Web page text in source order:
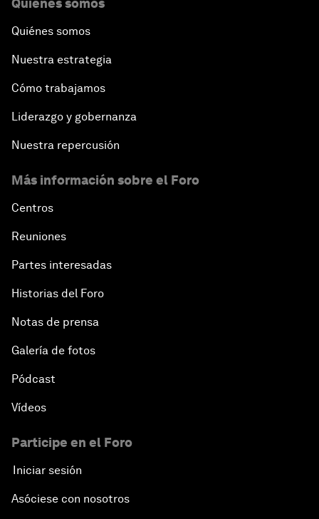
Quiénes somos
Quiénes somos
Nuestra estrategia
Cómo trabajamos
Liderazgo y gobernanza
Nuestra repercusión
Más información sobre el Foro
Centros
Reuniones
Partes interesadas
Historias del Foro
Notas de prensa
Galería de fotos
Pódcast
Vídeos
Participe en el Foro
Iniciar sesión
Asóciese con nosotros